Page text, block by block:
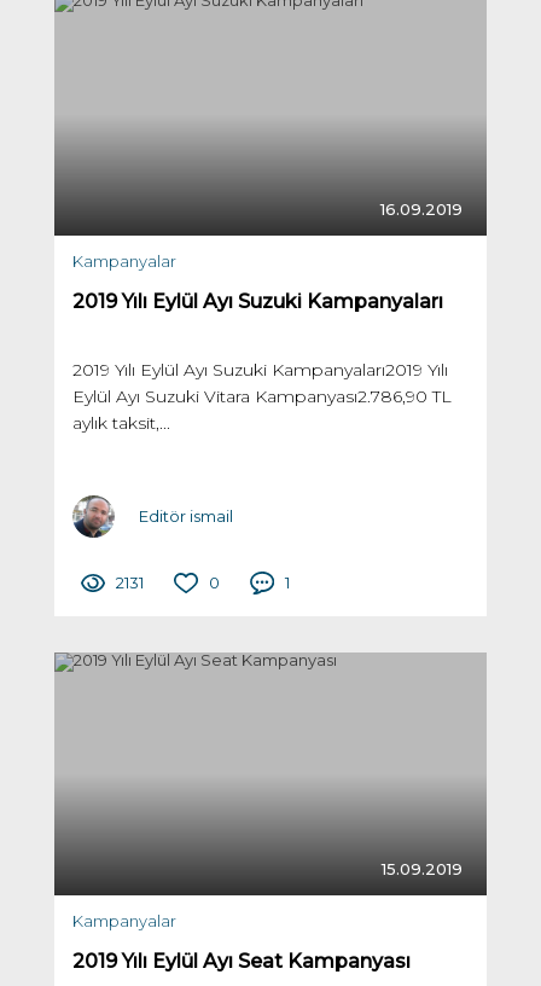
16.09.2019
Kampanyalar
2019 Yılı Eylül Ayı Suzuki Kampanyaları
2019 Yılı Eylül Ayı Suzuki Kampanyaları2019 Yılı
Eylül Ayı Suzuki Vitara Kampanyası2.786,90 TL
aylık taksit,...
Editör ismail
2131 0 1
15.09.2019
Kampanyalar
2019 Yılı Eylül Ayı Seat Kampanyası